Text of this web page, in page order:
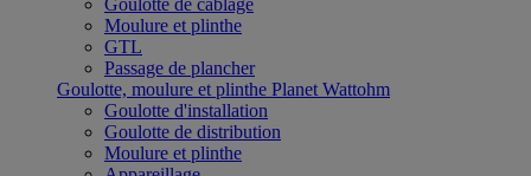
Goulotte de câblage
Moulure et plinthe
GTL
Passage de plancher
Goulotte, moulure et plinthe Planet Wattohm
Goulotte d'installation
Goulotte de distribution
Moulure et plinthe